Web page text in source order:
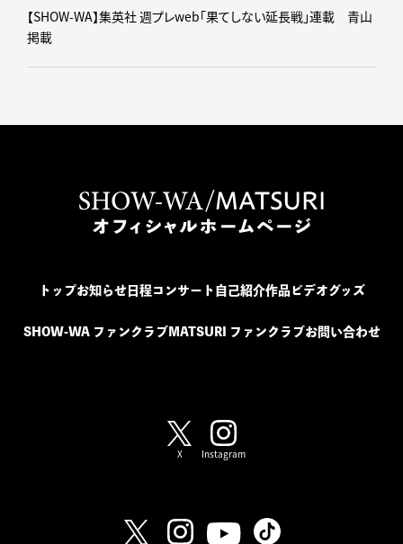
【SHOW-WA】集英社 週プレweb｢果てしない延長戦｣連載 青山
掲載
トップお知らせ日程コンサート 自己紹介作品ビデオグッズ
SHOW-WA ファンクラブ MATSURI ファンクラブ お問い合わせ
X Instagram